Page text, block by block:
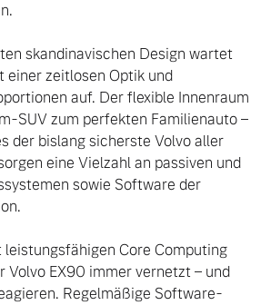
skandinavischen Design wartet
einer zeitlosen Optik und
auf. Der flexible Innenraum
SUV zum perfekten Familienauto –
der bislang sicherste Volvo aller
eine Vielzahl an passiven und
sowie Software der
leistungsfähigen Core Computing
Volvo EX90 immer vernetzt – und
Regelmäßige Software-